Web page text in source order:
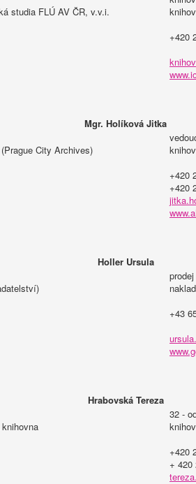
studia FLÚ AV ČR, v.v.i.
+420
Mgr. Holíková Jitka
City Archives)
+420
+420
Holler Ursula
+43
Hrabovská Tereza
32 -
+420
+ 420